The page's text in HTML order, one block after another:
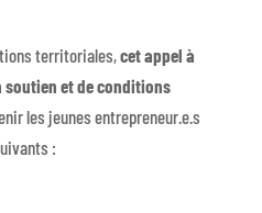
territoriales,cet appel à
soutien et de conditions
les jeunes entrepreneur.e.s
: